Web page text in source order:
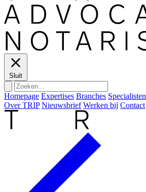
Sluit
Homepage Expertises Branches Specialisten
Over TRIP Nieuwsbrief Werken bij Contact